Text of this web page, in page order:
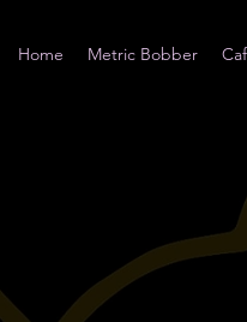
Home Metric Bobber